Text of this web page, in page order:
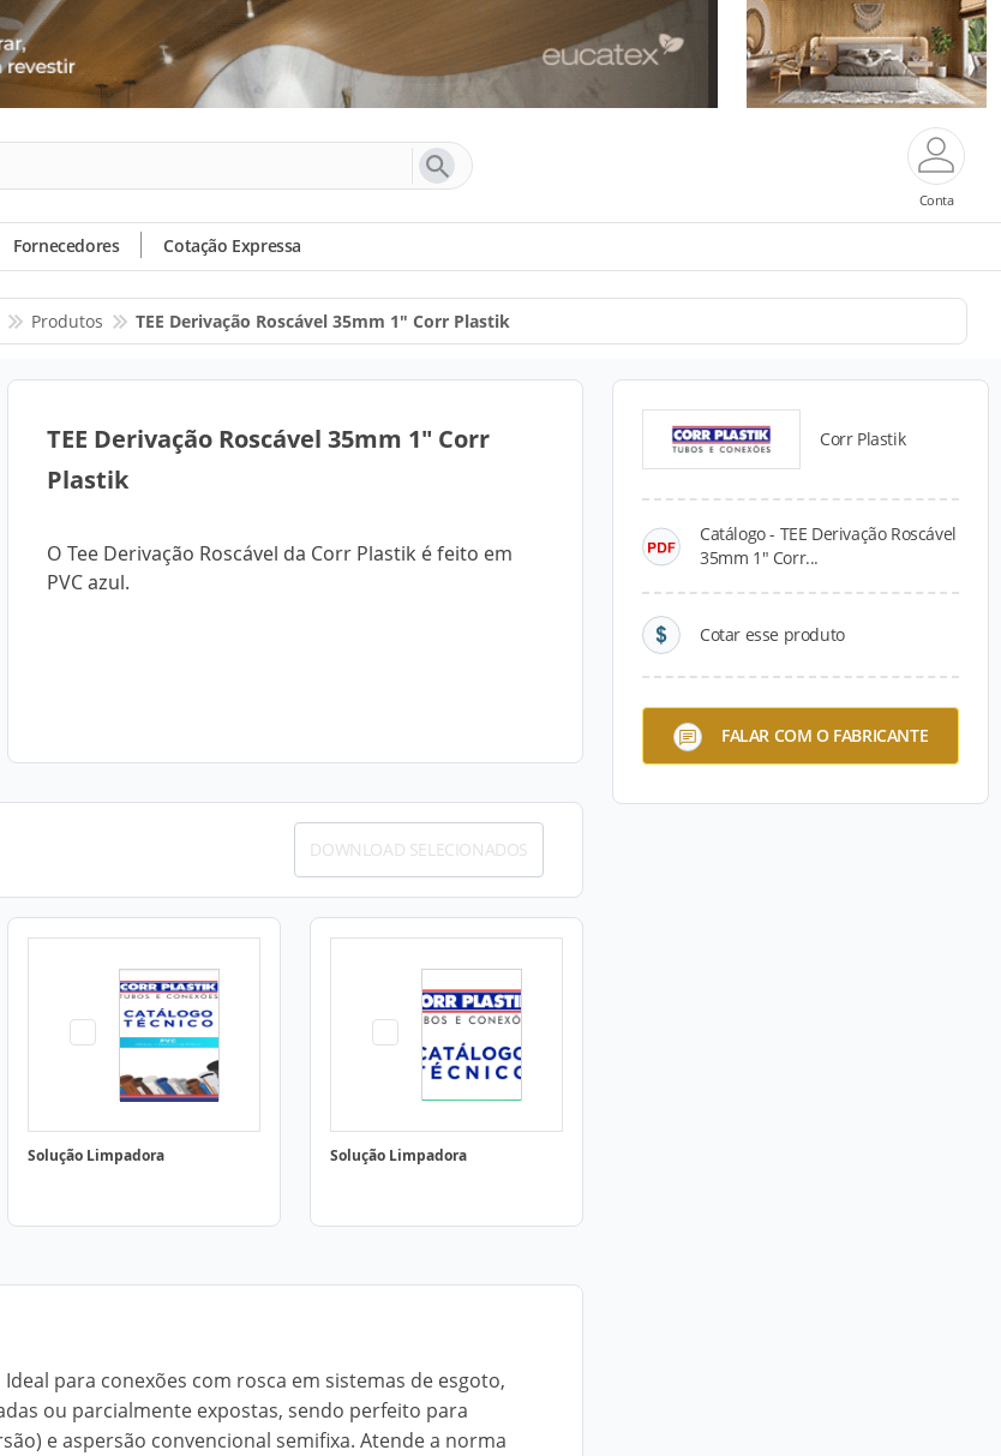
Conta
Fornecedores Cotação Expressa
Produtos TEE Derivação Roscável 35mm 1" Corr Plastik
TEE Derivação Roscável 35mm 1" Corr
Plastik
O Tee Derivação Roscável da Corr Plastik é feito em
PVC azul.
Corr Plastik
Catálogo - TEE Derivação Roscável
35mm 1" Corr...
Cotar esse produto
FALAR COM O FABRICANTE
DOWNLOAD SELECIONADOS
Solução Limpadora Solução Limpadora
para conexões com rosca em sistemas de esgoto,
ou parcialmente expostas, sendo perfeito para
e aspersão convencional semifixa. Atende a norma